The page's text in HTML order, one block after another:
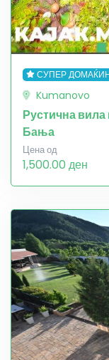
СУПЕР
Kumanovo
Рустична
Бања
Цена од
1,500.00 ден